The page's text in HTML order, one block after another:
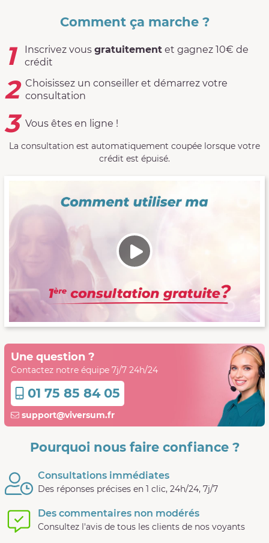
Comment ça marche ?
1 Inscrivez vous gratuitementet gagnez 10€ de
crédit
2 Choisissez un conseiller et démarrez votre
consultation
3 Vous êtes en ligne !
La consultation est automatiquement coupée lorsque votre
crédit est épuisé.
Une question ?
Contactez notre équipe 7j/7 24h/24
01 75 85 84 05
support@viversum.fr
Pourquoi nous faire confiance ?
Consultations immédiates
Des réponses précises en 1 clic, 24h/24, 7j/7
Des commentaires non modérés
Consultez l'avis de tous les clients de nos voyants